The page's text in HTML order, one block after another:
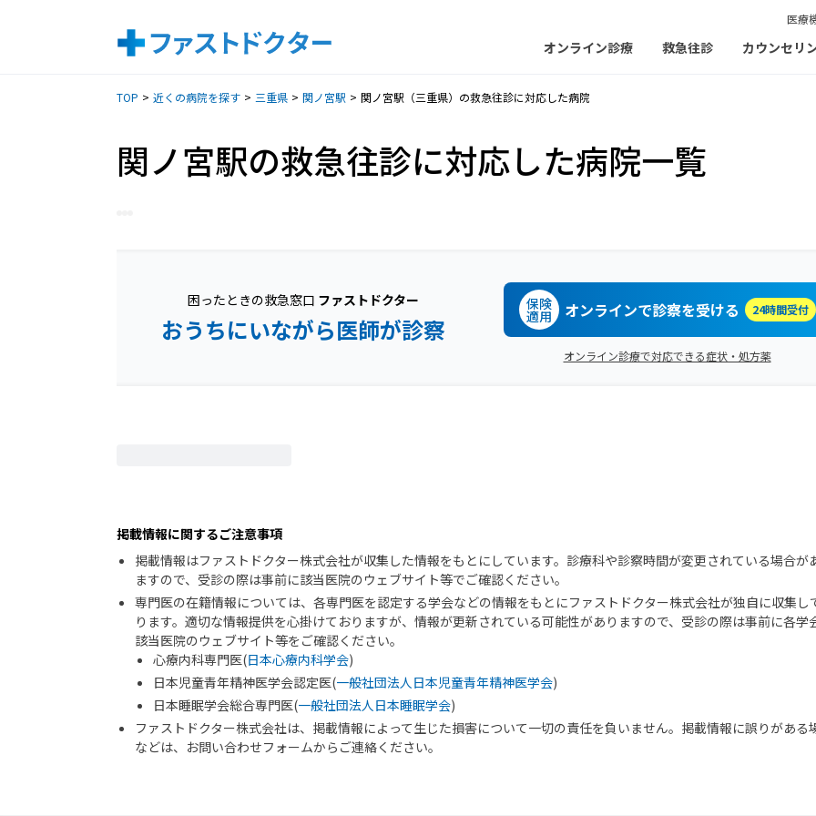
医療
オンライン診療 救急往診 カウンセリ
TOP 近くの病院を探す 三重県 関ノ宮駅 関ノ宮駅（三重県）の救急往診に対応した病院
関ノ宮駅の救急往診に対応した病院一覧
困ったときの救急窓口 ファストドクター
おうちにいながら医師が診察
保険
適用 オンラインで診察を受ける 24時間受付
オンライン診療で対応できる症状・処方薬
掲載情報に関するご注意事項
掲載情報はファストドクター株式会社が収集した情報をもとにしています。診療科や診察時間が変更されている場合が
ますので、受診の際は事前に該当医院のウェブサイト等でご確認ください。
専門医の在籍情報については、各専門医を認定する学会などの情報をもとにファストドクター株式会社が独自に収集し
ります。適切な情報提供を心掛けておりますが、情報が更新されている可能性がありますので、受診の際は事前に各学
該当医院のウェブサイト等をご確認ください。
心療内科専門医(日本心療内科学会)
日本児童青年精神医学会認定医(一般社団法人日本児童青年精神医学会)
日本睡眠学会総合専門医(一般社団法人日本睡眠学会)
ファストドクター株式会社は、掲載情報によって生じた損害について一切の責任を負いません。掲載情報に誤りがある
などは、お問い合わせフォームからご連絡ください。